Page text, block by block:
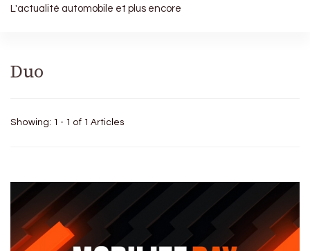
L'actualité automobile et plus encore
Duo
Showing: 1 - 1 of 1 Articles